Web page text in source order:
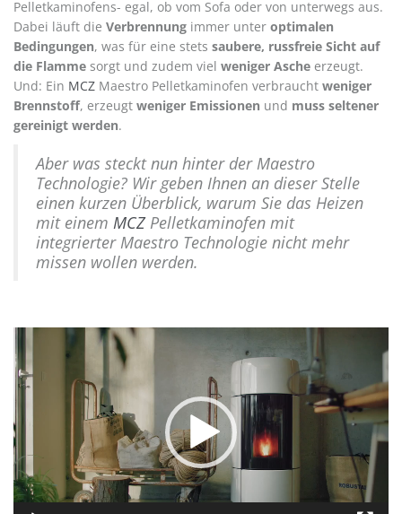
Pelletkaminofens- egal, ob vom Sofa oder von unterwegs aus.
Dabei läuft die Verbrennung immer unter optimalen
Bedingungen, was für eine stets saubere, russfreie Sicht auf
die Flamme sorgt und zudem viel weniger Asche erzeugt.
Und: Ein MCZ Maestro Pelletkaminofen verbraucht weniger
Brennstoff, erzeugt weniger Emissionen und muss seltener
gereinigt werden.
Aber was steckt nun hinter der Maestro
Technologie? Wir geben Ihnen an dieser Stelle
einen kurzen Überblick, warum Sie das Heizen
mit einem MCZPelletkaminofen mit
integrierter Maestro Technologie nicht mehr
missen wollen werden.
Player